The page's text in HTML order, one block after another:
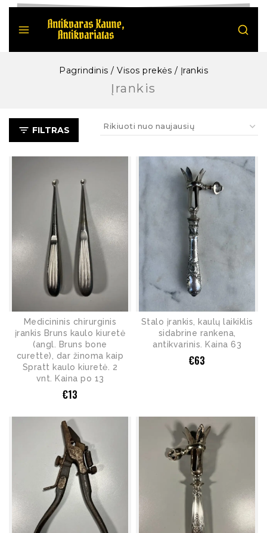
Pagrindinis / Visos prekės / Įrankis
Įrankis
FILTRAS
Medicininis chirurginis
įrankis Bruns kaulo kiuretė
(angl. Bruns bone
curette), dar žinoma kaip
Spratt kaulo kiuretė. 2
vnt. Kaina po 13
€13
Stalo įrankis, kaulų laikiklis
sidabrine rankena,
antikvarinis. Kaina 63
€63